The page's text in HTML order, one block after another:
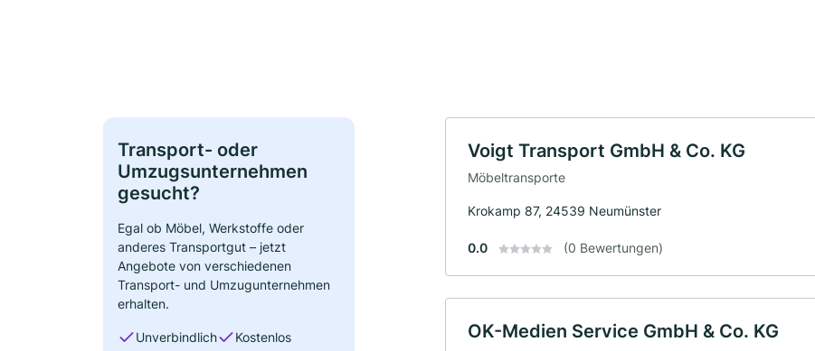
Transport- oder
Umzugsunternehmen
gesucht?
Egal ob Möbel, Werkstoffe oder
anderes Transportgut – jetzt
Angebote von verschiedenen
Transport- und Umzugunternehmen
erhalten.
Unverbindlich Kostenlos
Voigt Transport GmbH & Co. KG
Möbeltransporte
Krokamp 87, 24539 Neumünster
0.0 (0 Bewertungen)
OK-Medien Service GmbH & Co. KG